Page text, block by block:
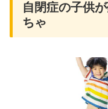
自閉症の子供
ちゃ